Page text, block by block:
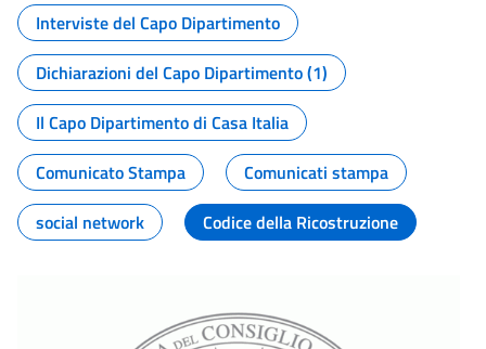
Interviste del Capo Dipartimento
Dichiarazioni del Capo Dipartimento (1)
Il Capo Dipartimento di Casa Italia
Comunicato Stampa
Comunicati stampa
social network
Codice della Ricostruzione